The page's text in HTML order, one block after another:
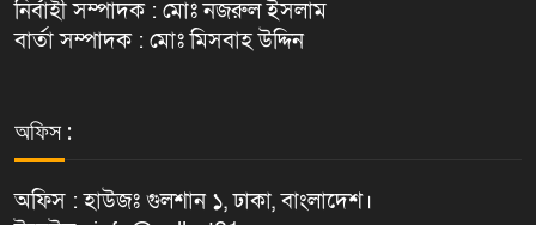
নির্বাহী সম্পাদক : মোঃ নজরুল ইসলাম
বার্তা সম্পাদক : মোঃ মিসবাহ উদ্দিন
অফিস :
অফিস : হাউজঃ গুলশান ১, ঢাকা, বাংলাদেশ।